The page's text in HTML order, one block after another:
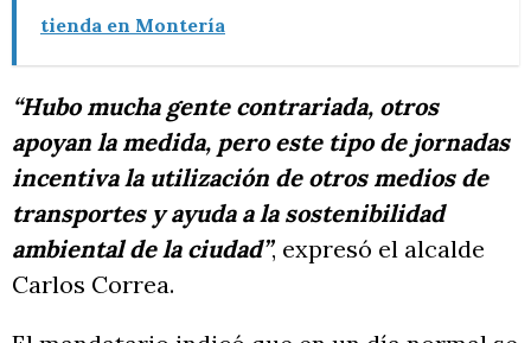
tienda en Montería
“Hubo mucha gente contrariada, otros
apoyan la medida, pero este tipo de jornadas
incentiva la utilización de otros medios de
transportes y ayuda a la sostenibilidad
ambiental de la ciudad”, expresó el alcalde
Carlos Correa.